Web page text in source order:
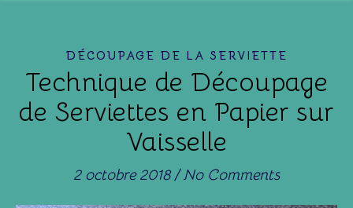
DÉCOUPAGE DE LA SERVIETTE
Technique de Découpage
de Serviettes en Papier sur
Vaisselle
2 octobre 2018 / No Comments